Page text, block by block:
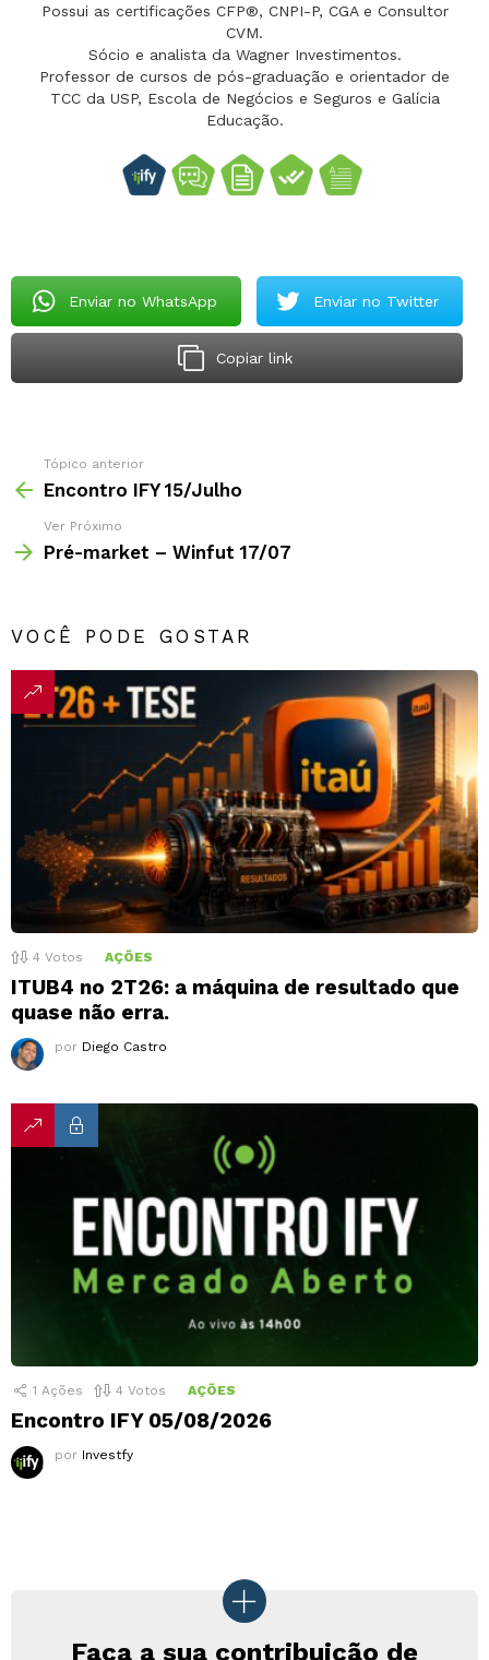
Possui as certificações CFP®, CNPI-P, CGA e Consultor
CVM.
Sócio e analista da Wagner Investimentos.
Professor de cursos de pós-graduação e orientador de
TCC da USP, Escola de Negócios e Seguros e Galícia
Educação.
Enviar no WhatsApp Enviar no Twitter
Copiar link
Tópico anterior
Encontro IFY 15/Julho
Ver Próximo
Pré-market – Winfut 17/07
VOCÊ PODE GOSTAR
4 Votos AÇÕES
ITUB4 no 2T26: a máquina de resultado que
quase não erra.
por Diego Castro
1 Ações 4 Votos AÇÕES
Encontro IFY 05/08/2026
por Investfy
Faça a sua contribuição de